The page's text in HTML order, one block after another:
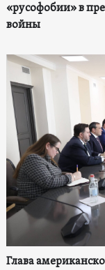
«русофобии» в
войны
Глава